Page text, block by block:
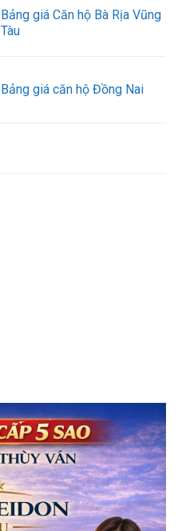
Bảng giá Căn hộ Bà Rịa Vũng
Tàu
Bảng giá căn hộ Đồng Nai